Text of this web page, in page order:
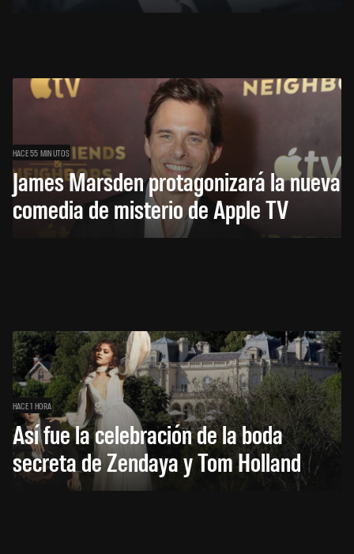
HACE 55 MINUTOS
James Marsden protagonizará la nueva
comedia de misterio de Apple TV
HACE 1 HORA
Así fue la celebración de la boda
secreta de Zendaya y Tom Holland